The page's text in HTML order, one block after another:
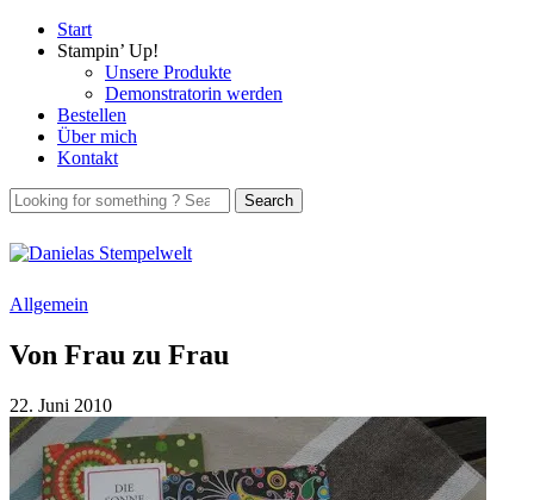
Start
Stampin’ Up!
Unsere Produkte
Demonstratorin werden
Bestellen
Über mich
Kontakt
Allgemein
Von Frau zu Frau
22. Juni 2010